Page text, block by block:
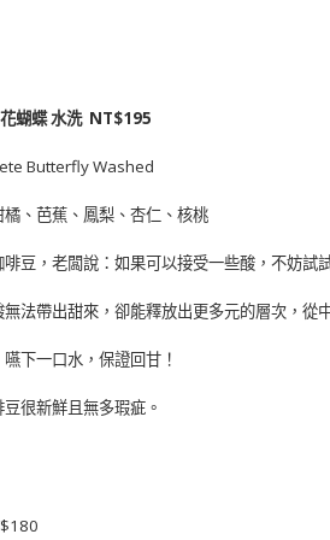
蝴蝶 水洗 NT$195
Butterfly Washed
、芭蕉、鳳梨、杏仁、核桃
豆，老闆說：如果可以接受一些酸，不妨試
法帶出甜來，卻能釋放出更多元的層次，從
下一口水，保證回甘！
很新鮮且無多瑕疵。